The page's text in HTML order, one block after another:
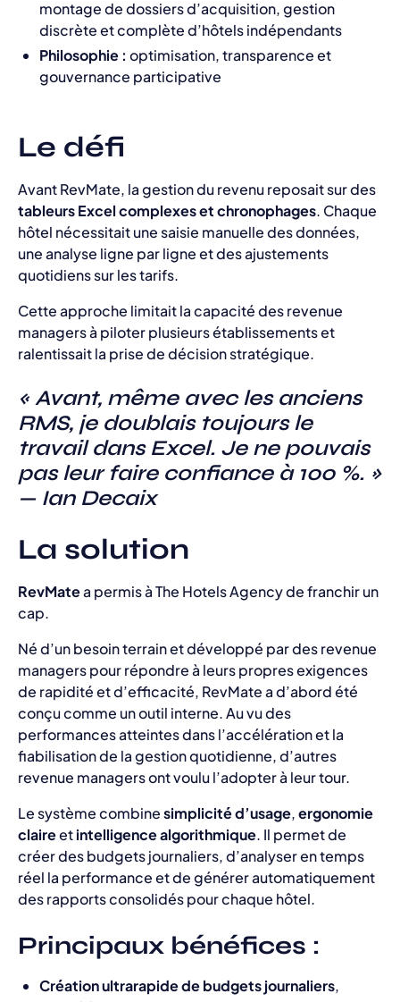
montage de dossiers d’acquisition, gestion
discrète et complète d’hôtels indépendants
Philosophie : optimisation, transparence et
gouvernance participative
Le défi
Avant RevMate, la gestion du revenu reposait sur des
tableurs Excel complexes et chronophages. Chaque
hôtel nécessitait une saisie manuelle des données,
une analyse ligne par ligne et des ajustements
quotidiens sur les tarifs.
Cette approche limitait la capacité des revenue
managers à piloter plusieurs établissements et
ralentissait la prise de décision stratégique.
« Avant, même avec les anciens
RMS, je doublais toujours le
travail dans Excel. Je ne pouvais
pas leur faire confiance à 100 %. »
— Ian Decaix
La solution
RevMatea permis à The Hotels Agency de franchir un
cap.
Né d’un besoin terrain et développé par des revenue
managers pour répondre à leurs propres exigences
de rapidité et d’efficacité, RevMate a d’abord été
conçu comme un outil interne. Au vu des
performances atteintes dans l’accélération et la
fiabilisation de la gestion quotidienne, d’autres
revenue managers ont voulu l’adopter à leur tour.
Le système combinesimplicité d’usage,ergonomie
claireetintelligence algorithmique. Il permet de
créer des budgets journaliers, d’analyser en temps
réel la performance et de générer automatiquement
des rapports consolidés pour chaque hôtel.
Principaux bénéfices :
Création ultrarapide de budgets journaliers,